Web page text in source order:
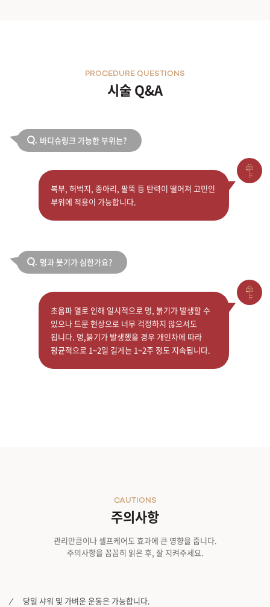
시술 Q&A
PROCEDURE QUESTIONS
Q. 바디슈링크 가능한 부위는?
복부, 허벅지, 종아리, 팔뚝 등 탄력이 떨어져 고민인
부위에 적용이 가능합니다.
Q. 멍과 붓기가 심한가요?
초음파 열로 인해 일시적으로 멍, 붉기가 발생할 수
있으나 드문 현상으로 너무 걱정하지 않으셔도
됩니다. 멍,붉기가 발생했을 경우 개인차에 따라
평균적으로 1~2일 길게는 1~2주 정도 지속됩니다.
주의사항
CAUTIONS
관리만큼이나 셀프케어도 효과에 큰 영향을 줍니다.
주의사항을 꼼꼼히 읽은 후, 잘 지켜주세요.
당일 샤워 및 가벼운 운동은 가능합니다.